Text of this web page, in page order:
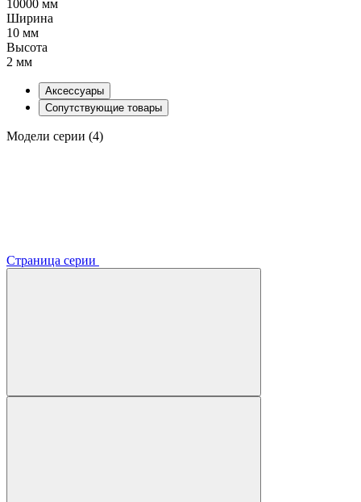
10000 мм
Ширина
10 мм
Высота
2 мм
Аксессуары
Сопутствующие товары
Модели серии (4)
Страница серии